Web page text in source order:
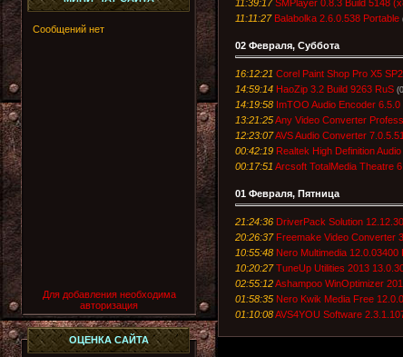
Для добавления необходима
авторизация
ОЦЕНКА САЙТА
11:39:17 SMPlayer 0.8.3 Build 5148
11:11:27 Balabolka 2.6.0.538 Portable
02 Февраля, Суббота
16:12:21 Corel Paint Shop Pro X5
14:59:14 HaoZip 3.2 Build 9263 RuS
14:19:58 ImTOO Audio Encoder 6.5.0
13:21:25Any Video Converter
12:23:07AVS Audio Converter
00:42:19 Realtek High Definition
00:17:51 Arcsoft TotalMedia Theatre
01 Февраля, Пятница
21:24:36 DriverPack Solution
20:26:37 Freemake Video Converter
10:55:48 Nero Multimedia 12.0.03400
10:20:27 TuneUp Utilities 2013
02:55:12Ashampoo WinOptimizer
01:58:35 Nero Kwik Media Free
01:10:08AVS4YOU Software